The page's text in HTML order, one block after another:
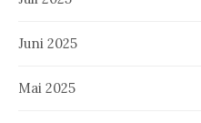
Juni 2025
Mai 2025